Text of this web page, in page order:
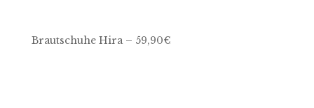
Brautschuhe Hira – 59,90€